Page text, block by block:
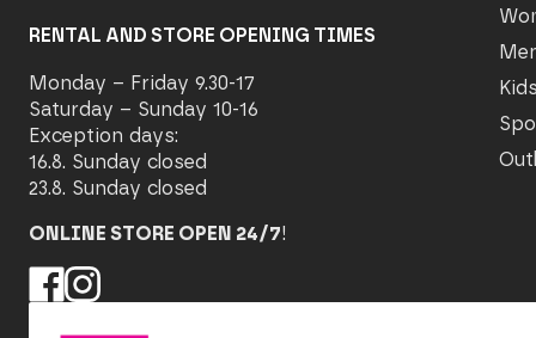
RENTAL AND STORE OPENING TIMES
Monday – Friday 9.30-17
Saturday – Sunday 10-16
Exception days:
16.8. Sunday closed
23.8. Sunday closed
ONLINE STORE OPEN 24/7!
Kids